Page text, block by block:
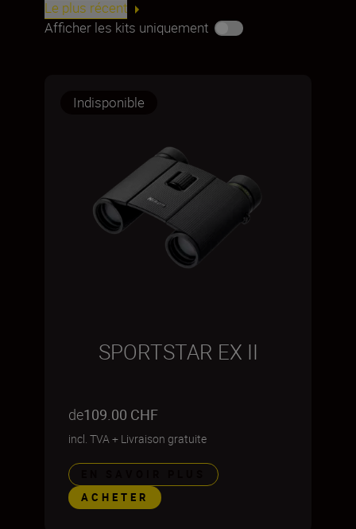
Le plus récent
Afficher les kits uniquement
Indisponible
SPORTSTAR EX II
de109.00 CHF
incl. TVA+ Livraison gratuite
ACHETER